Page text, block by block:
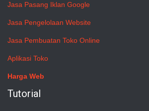
Jasa Pasang Iklan Google
Jasa Pengelolaan Website
Jasa Pembuatan Toko Online
Aplikasi Toko
Harga Web
Tutorial